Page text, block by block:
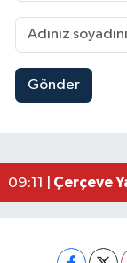
Gönder
17:19 |
09:11 | Çerçeve
09:04 |